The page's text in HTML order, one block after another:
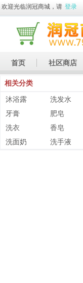
欢迎光临润冠商城，请 登录
首页 社区商店
休闲娱乐
相关分类
沐浴露
洗发水
牙膏
肥皂
洗衣
香皂
洗面奶
洗手液